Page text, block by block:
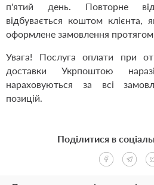
п'ятий день. Повторне
відбувається коштом клієнта,
оформлене замовлення
Увага! Послуга оплати при
доставки Укрпоштою
нараховуються за всі
позицій.
Поділитися в